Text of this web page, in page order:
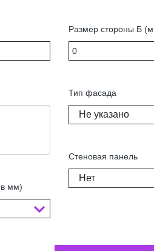
мм)
Размер стороны Б
Тип фасада
Не указано
Стеновая панель
Нет